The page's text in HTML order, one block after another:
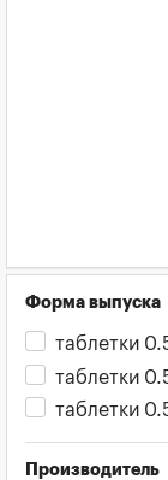
Форма выпуска
таблетки
таблетки
таблетки
Производитель